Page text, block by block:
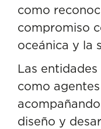
como
compromiso
oceánica y la
Las
como
diseño y